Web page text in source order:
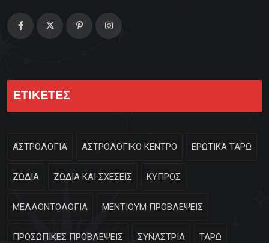
ΕΤΙΚΕΤΕΣ
ΑΣΤΡΟΛΟΓΙΑ ΑΣΤΡΟΛΟΓΙΚΟ ΚΕΝΤΡΟ ΕΡΩΤΙΚΑ ΤΑΡΩ
ΖΩΔΙΑ ΖΩΔΙΑ ΚΑΙ ΣΧΕΣΕΙΣ ΚΥΠΡΟΣ
ΜΕΛΛΟΝΤΟΛΟΓΙΑ ΜΕΝΤΙΟΥΜ ΠΡΟΒΛΕΨΕΙΣ
ΠΡΟΣΩΠΙΚΕΣ ΠΡΟΒΛΕΨΕΙΣ ΣΥΝΑΣΤΡΙΑ ΤΑΡΩ